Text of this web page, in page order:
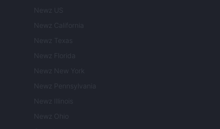
Newz US
Newz California
Newz Texas
Newz Florida
Newz New York
Newz Pennsylvania
Newz Illinois
Newz Ohio